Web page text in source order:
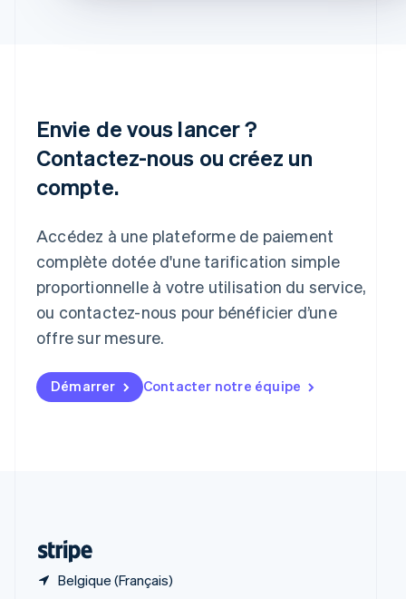
Envie de vous lancer ?
Contactez-nous ou créez un
compte.
Accédez à une plateforme de paiement
complète dotée d'une tarification simple
proportionnelle à votre utilisation du service,
ou contactez-nous pour bénéficier d’une
offre sur mesure.
Démarrer Contacter notre équipe
Belgique (Français)
English
Portugal
PortuguêsEnglish
R.A.S. de Hong Kong, Chine
République tchèque
English
Roumanie
English
Royaume-Uni
English
Singapour
Slovaquie
English